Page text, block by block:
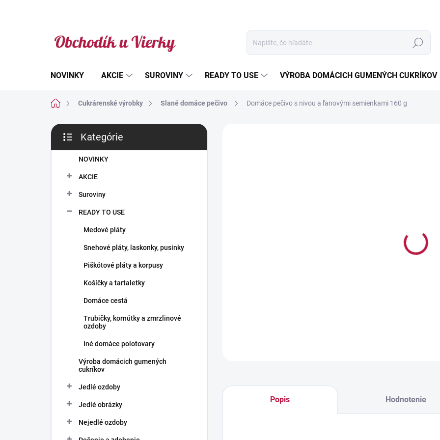
Hľadať
NOVINKY AKCIE SUROVINY READY TO USE VÝROBA DOMÁCICH GUMENÝCH CUKRÍKOV
DomovCukrárenské výrobky Slané domáce pečivo Domáce pečivo s nivou a ľanovými semienkami 160 g
B
č
kategórie
Kategórie
NOVINKY
AKCIE
Suroviny
READY TO USE
Medové pláty
Snehové pláty, laskonky, pusinky
Piškótové pláty a korpusy
Košíčky a tartaletky
Domáce cestá
Trubičky, kornútky a zmrzlinové
ozdoby
Iné domáce polotovary
Výroba domácich gumených
cukríkov
Jedlé ozdoby
Jedlé obrázky
Nejedlé ozdoby
Popis Hodnotenie